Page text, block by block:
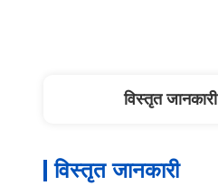
विस्तृत जानकारी
विस्तृत जानकारी